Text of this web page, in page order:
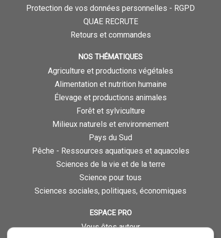
Protection de vos données personnelles - RGPD
QUAE RECRUTE
Retours et commandes
NOS THÉMATIQUES
Agriculture et productions végétales
Alimentation et nutrition humaine
Élevage et productions animales
Forêt et sylviculture
Milieux naturels et environnement
Pays du Sud
Pêche - Ressources aquatiques et aquacoles
Sciences de la vie et de la terre
Science pour tous
Sciences sociales, politiques, économiques
ESPACE PRO
Vous êtes auteur